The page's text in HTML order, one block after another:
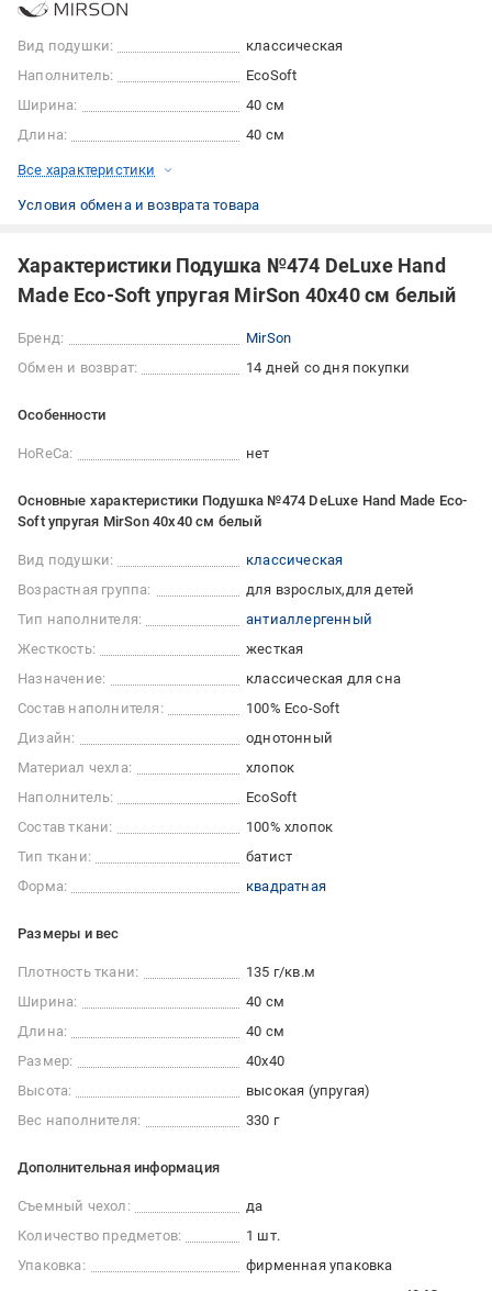
Вид подушки:
классическая
Наполнитель:
EcoSoft
Ширина:
40 см
Длина:
40 см
Все характеристики
Условия обмена и возврата товара
Характеристики Подушка №474 DeLuxe Hand
Made Eco-Soft упругая MirSon 40x40 см белый
Бренд:
MirSon
Обмен и возврат:
14 дней со дня покупки
Особенности
HoReCa: нет
Основные характеристики Подушка №474 DeLuxe Hand Made Eco-
Soft упругая MirSon 40x40 см белый
Вид подушки:
классическая
Возрастная группа:
для взрослых для детей
Тип наполнителя:
антиаллергенный
Жесткость:
жесткая
Назначение:
классическая для сна
Состав наполнителя:
100% Eco-Soft
Дизайн:
однотонный
Материал чехла:
хлопок
Наполнитель:
EcoSoft
Состав ткани:
100% хлопок
Тип ткани:
батист
Форма:
квадратная
Размеры и вес
Плотность ткани:
135 г/кв.м
Ширина:
40 см
Длина:
40 см
Размер:
40x40
Высота:
высокая (упругая)
Вес наполнителя:
330 г
Дополнительная информация
Съемный чехол:
да
Количество предметов:
1 шт.
Упаковка:
фирменная упаковка